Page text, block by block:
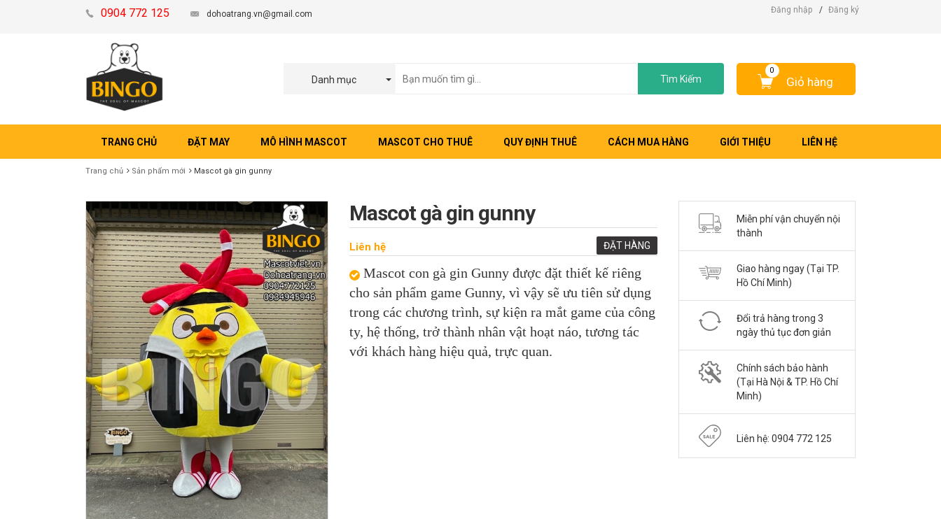
0904 772 125 dohoatrang.vn@gmail.com Đăng nhập / Đăng ký
Danh mục Tìm Kiếm Giỏ hàng
0
TRANG CHỦ ĐẶT MAY MÔ HÌNH MASCOT MASCOT CHO THUÊ QUY ĐỊNH THUÊ CÁCH MUA HÀNG GIỚI THIỆU LIÊN HỆ
Trang chủ Sản phẩm mới Mascot gà gin gunny
Mascot gà gin gunny
ĐẶT HÀNG
Liên hệ
Mascot con gà gin Gunny được đặt thiết kế riêng
cho sản phẩm game Gunny, vì vậy sẽ ưu tiên sử dụng
trong các chương trình, sự kiện ra mắt game của công
ty, hệ thống, trở thành nhân vật hoạt náo, tương tác
với khách hàng hiệu quả, trực quan.
Miễn phí vận chuyển nội
thành
Giao hàng ngay (Tại TP.
Hồ Chí Minh)
Đổi trả hàng trong 3
ngày thủ tục đơn giản
Chính sách bảo hành
(Tại Hà Nội & TP. Hồ Chí
Minh)
Liên hệ: 0904 772 125